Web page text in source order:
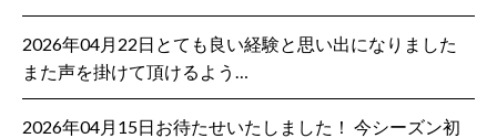
2026年04月22日とても良い経験と思い出になりました
また声を掛けて頂けるよう…
2026年04月15日お待たせいたしました！ 今シーズン初